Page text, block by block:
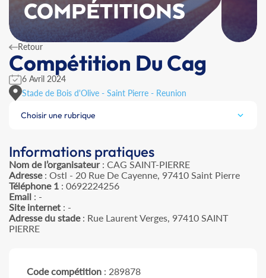
COMPÉTITIONS
Retour
Compétition Du Cag
6 Avril 2024
Stade de Bois d'Olive - Saint Pierre - Reunion
Choisir une rubrique
Informations pratiques
Nom de l’organisateur: CAG SAINT-PIERRE
Adresse: Ostl - 20 Rue De Cayenne, 97410 Saint Pierre
Téléphone 1 : 0692224256
Email : -
Site internet : -
Adresse du stade: Rue Laurent Verges, 97410 SAINT
PIERRE
Code compétition : 289878